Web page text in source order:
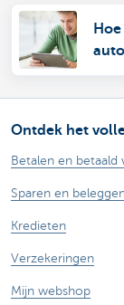
Ontdek het
Betalen en betaald
Sparen en
Kredieten
Verzekeringen
Mijn webshop